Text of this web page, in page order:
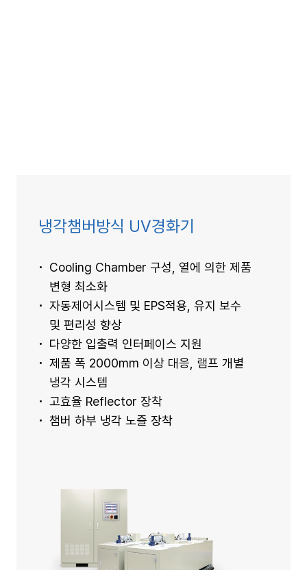
냉각챔버방식 UV경화기
Cooling Chamber 구성, 열에 의한 제품
변형 최소화
자동제어시스템 및 EPS적용, 유지 보수
및 편리성 향상
다양한 입출력 인터페이스 지원
제품 폭 2000mm 이상 대응, 램프 개별
냉각 시스템
고효율 Reflector 장착
챔버 하부 냉각 노즐 장착